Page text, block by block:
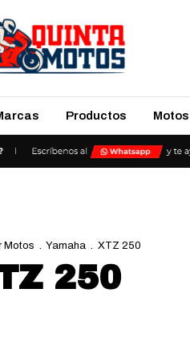
Productos Motos
Motos . Yamaha . XTZ 250
250